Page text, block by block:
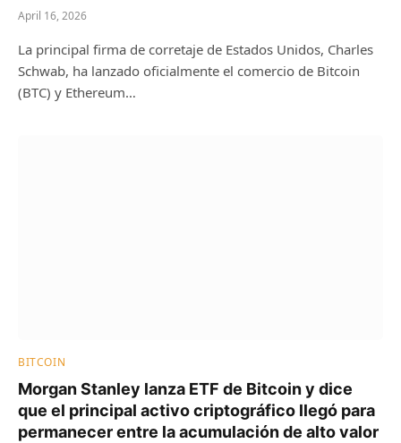
April 16, 2026
La principal firma de corretaje de Estados Unidos, Charles
Schwab, ha lanzado oficialmente el comercio de Bitcoin
(BTC) y Ethereum…
BITCOIN
Morgan Stanley lanza ETF de Bitcoin y dice
que el principal activo criptográfico llegó para
permanecer entre la acumulación de alto valor